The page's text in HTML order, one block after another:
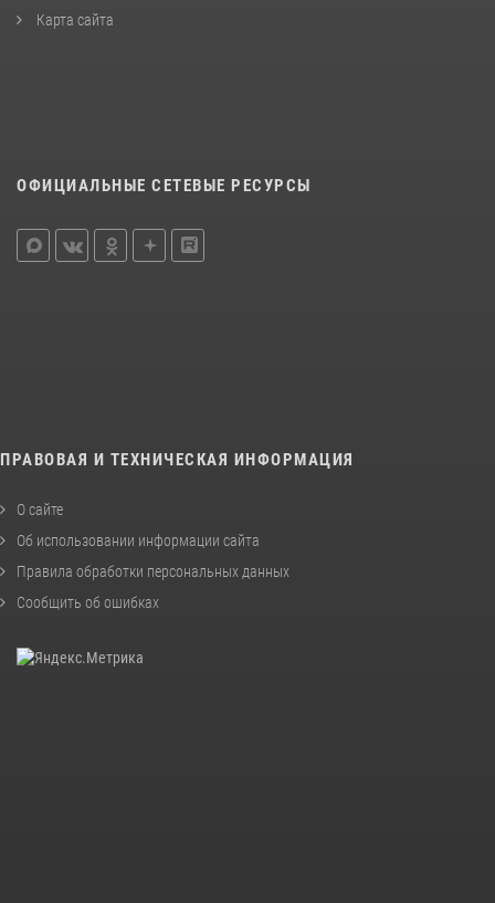
Карта сайта
ОФИЦИАЛЬНЫЕ СЕТЕВЫЕ РЕСУРСЫ
ПРАВОВАЯ И ТЕХНИЧЕСКАЯ ИНФОРМАЦИЯ
О сайте
Об использовании информации сайта
Правила обработки персональных данных
Сообщить об ошибках